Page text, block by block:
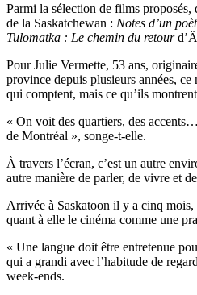
Parmi la sélection de films
de la Saskatchewan : Notes d’un
Tulomatka : Le chemin du retour
Pour Julie Vermette, 53 ans,
province depuis plusieurs années, ce
qui comptent, mais ce qu’ils
« On voit des quartiers, des
de Montréal », songe-t-elle.
À travers l’écran, c’est un autre
autre manière de parler, de vivre et
Arrivée à Saskatoon il y a cinq
quant à elle le cinéma comme une
« Une langue doit être entretenue
qui a grandi avec l’habitude de
week-ends.